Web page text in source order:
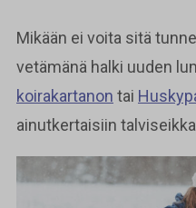
Mikään ei voita sitä
vetämänä halki uuden
koirakartanon tai
ainutkertaisiin